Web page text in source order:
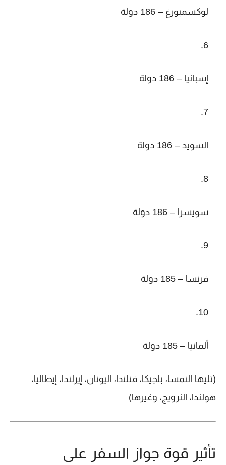
لوكسمبورغ – 186 دولة
إسبانيا – 186 دولة
السويد – 186 دولة
سويسرا – 186 دولة
فرنسا – 185 دولة
ألمانيا – 185 دولة
(تليها النمسا، بلجيكا، فنلندا، اليونان، إيرلندا، إيطاليا،
هولندا، النرويج، وغيرها)
تأثير قوة جواز السفر على